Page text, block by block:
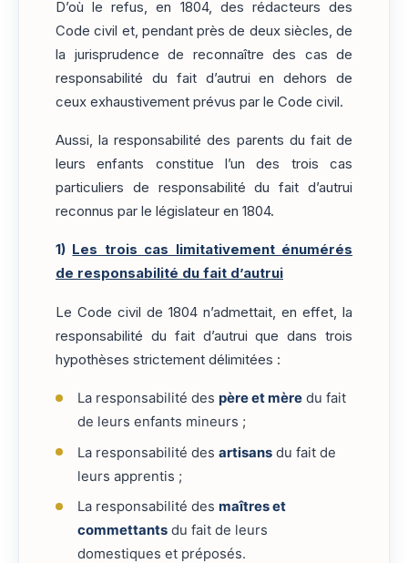
D’où le refus, en 1804, des rédacteurs des
Code civil et, pendant près de deux siècles, de
la jurisprudence de reconnaître des cas de
responsabilité du fait d’autrui en dehors de
ceux exhaustivement prévus par le Code civil.
Aussi, la responsabilité des parents du fait de
leurs enfants constitue l’un des trois cas
particuliers de responsabilité du fait d’autrui
reconnus par le législateur en 1804.
1) Les trois cas limitativement énumérés
de responsabilité du fait d’autrui
Le Code civil de 1804 n’admettait, en effet, la
responsabilité du fait d’autrui que dans trois
hypothèses strictement délimitées :
La responsabilité des père et mèredu fait
de leurs enfants mineurs ;
La responsabilité des artisansdu fait de
leurs apprentis ;
La responsabilité des maîtres et
commettantsdu fait de leurs
domestiques et préposés.